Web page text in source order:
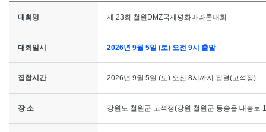
대회명 제 23회 철원DMZ국제평화마라톤대회
대회일시 2026년 9월 5일 (토) 오전 9시 출발
집합시간 2026년 9월 5일 (토) 오전 8시까지 집결(고석정)
장 소 강원도 철원군 고석정(강원 철원군 동송읍 태봉로